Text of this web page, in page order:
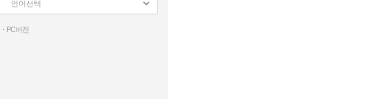
언어선택
PC버전